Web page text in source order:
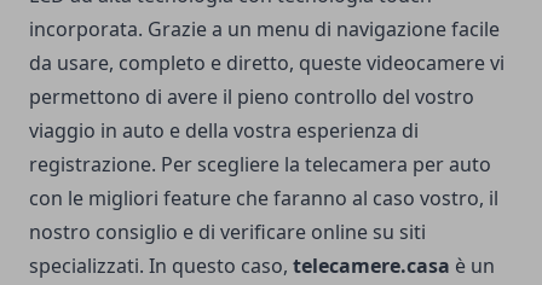
incorporata. Grazie a un menu di navigazione facile
da usare, completo e diretto, queste videocamere vi
permettono di avere il pieno controllo del vostro
viaggio in auto e della vostra esperienza di
registrazione. Per scegliere la telecamera per auto
con le migliori feature che faranno al caso vostro, il
nostro consiglio e di verificare online su siti
specializzati. In questo caso, telecamere.casa è un